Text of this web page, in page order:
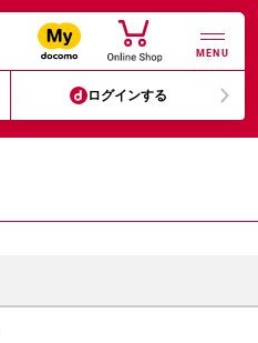
MENU
ログインする